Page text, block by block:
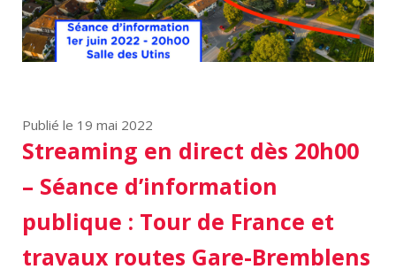
Publié le 19 mai 2022
Streaming en direct dès 20h00
– Séance d’information
publique : Tour de France et
travaux routes Gare-Bremblens